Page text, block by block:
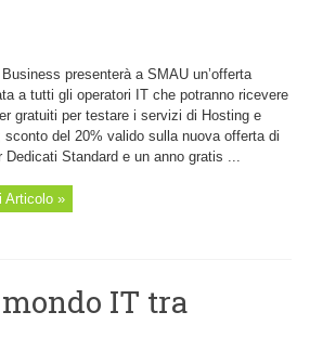
presenterà a SMAU un’offerta
a tutti gli operatori IT che potranno ricevere
gratuiti per testare i servizi di Hosting e
sconto del 20% valido sulla nuova offerta di
Dedicati Standard e un anno gratis ...
Articolo »
IT tra